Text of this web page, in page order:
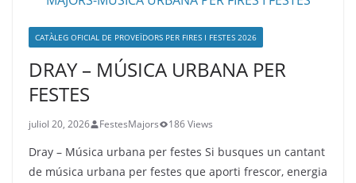
CATÀLEG OFICIAL DE PROVEÏDORS PER FIRES I FESTES 2026
DRAY – MÚSICA URBANA PER
FESTES
juliol 20, 2026 FestesMajors 186 Views
Dray – Música urbana per festes Si busques un cantant
de música urbana per festes que aporti frescor, energia